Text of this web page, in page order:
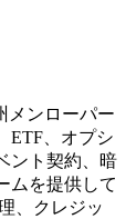
メンローパー
ETF、オプシ
ント契約、暗
ムを提供して
、クレジッ